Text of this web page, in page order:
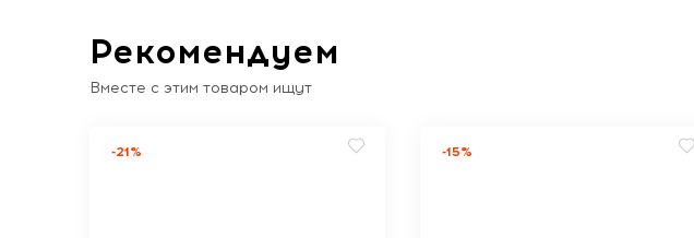
Рекомендуем
Вместе с этим товаром ищут
-21% -15%